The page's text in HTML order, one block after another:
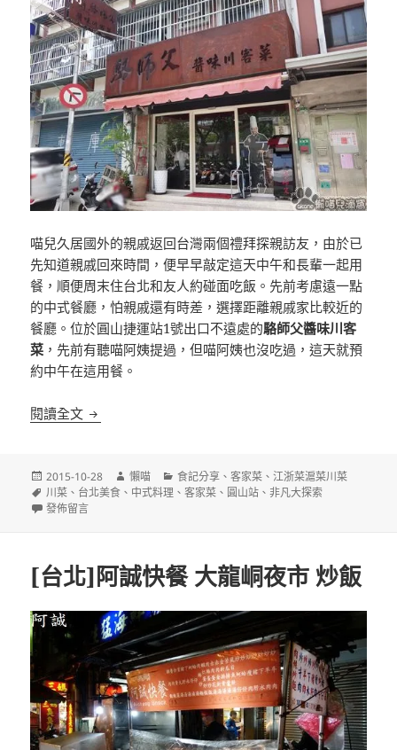
喵兒久居國外的親戚返回台灣兩個禮拜探親訪友，由於已
先知道親戚回來時間，便早早敲定這天中午和長輩一起用
餐，順便周末住台北和友人約碰面吃飯。先前考慮遠一點
的中式餐廳，怕親戚還有時差，選擇距離親戚家比較近的
餐廳。位於圓山捷運站1號出口不遠處的駱師父醬味川客
菜 ，先前有聽喵阿姨提過，但喵阿姨也沒吃過，這天就預
約中午在這用餐。
閱讀全文 [台北]駱師父醬味川客菜 圓山捷運站旁
發
佈
日
2015-10-28
作
者
懶喵
分
類
食記分享 、客家菜 、江浙菜滬菜川菜
標
籤
川菜 、 台北美食 、 中式料理 、客家菜 、 圓山站 、非凡大探索
在〈[台北]駱師父醬味川客菜 圓山捷運站旁〉
發佈留言
[台北]阿誠快餐 大龍峒夜市 炒飯